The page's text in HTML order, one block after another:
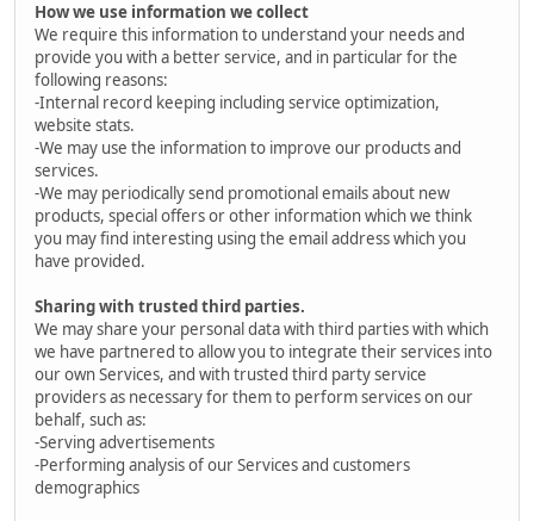
How we use information we collect
We require this information to understand your needs and
provide you with a better service, and in particular for the
following reasons:
-Internal record keeping including service optimization,
website stats.
-We may use the information to improve our products and
services.
-We may periodically send promotional emails about new
products, special offers or other information which we think
you may find interesting using the email address which you
have provided.
Sharing with trusted third parties.
We may share your personal data with third parties with which
we have partnered to allow you to integrate their services into
our own Services, and with trusted third party service
providers as necessary for them to perform services on our
behalf, such as:
-Serving advertisements
-Performing analysis of our Services and customers
demographics